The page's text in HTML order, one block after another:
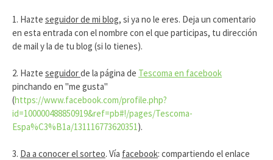
1. Hazte seguidor de mi blog, si ya no le eres. Deja un comentario
en esta entrada con el nombre con el que participas, tu dirección
de mail y la de tu blog (si lo tienes).
2. Hazte seguidorde la página de Tescoma en facebook
pinchando en "me gusta"
(https://www.facebook.com/profile.php?
id=100000488850919&ref=pb#!/pages/Tescoma-
Espa%C3%B1a/131116773620351).
3. Da a conocer el sorteo. Vía facebook: compartiendo el enlace